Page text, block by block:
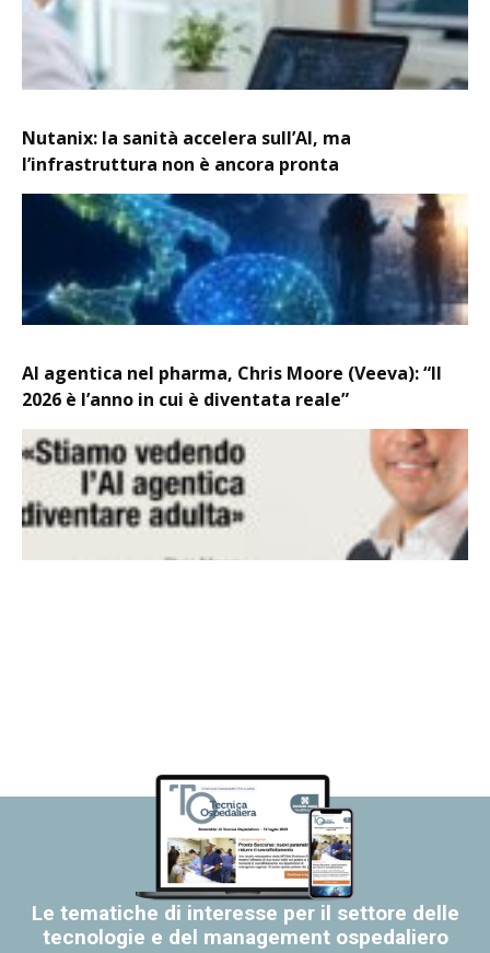
Nutanix: la sanità accelera sull’AI, ma
l’infrastruttura non è ancora pronta
AI agentica nel pharma, Chris Moore (Veeva): “Il
2026 è l’anno in cui è diventata reale”
Le tematiche di interesse per il settore delle
tecnologie e del management ospedaliero